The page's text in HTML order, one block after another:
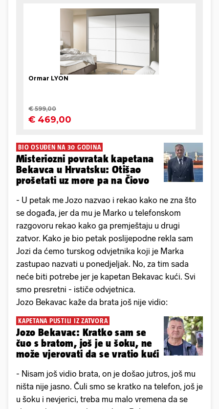
BIO OSUĐEN NA 30 GODINA
Misteriozni povratak kapetana
Bekavca u Hrvatsku: Otišao
prošetati uz more pa na Čiovo
- U petak me Jozo nazvao i rekao kako ne zna što
se događa, jer da mu je Marko u telefonskom
razgovoru rekao kako ga premještaju u drugi
zatvor. Kako je bio petak poslijepodne rekla sam
Jozi da ćemo turskog odvjetnika koji je Marka
zastupao nazvati u ponedjeljak. No, za tim sada
neće biti potrebe jer je kapetan Bekavac kući. Svi
smo presretni - ističe odvjetnica.
Jozo Bekavac kaže da brata još nije vidio:
KAPETANA PUSTILI IZ ZATVORA
Jozo Bekavac: Kratko sam se
čuo s bratom, još je u šoku, ne
može vjerovati da se vratio kući
- Nisam još vidio brata, on je došao jutros, još mu
ništa nije jasno. Čuli smo se kratko na telefon, još je
u šoku i nevjerici, treba mu malo vremena da se